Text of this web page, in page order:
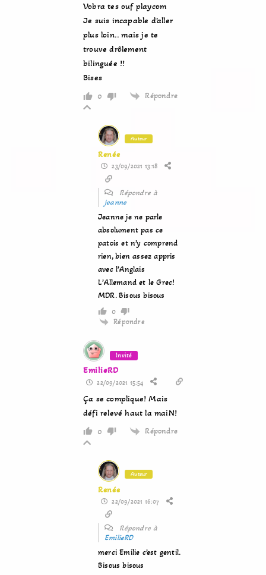
Vobra tes ouf playcom
Je suis incapable d’aller
plus loin.. mais je te
trouve drôlement
bilinguée !!
Bises
0 Répondre
Auteur
Renée
23/09/2021 13:18
Répondre à
jeanne
Jeanne je ne parle
absolument pas ce
patois et n’y comprend
rien, bien assez appris
avec l’Anglais
L’Allemand et le Grec!
MDR. Bisous bisous
0
Répondre
Invité
EmilieRD
22/09/2021 15:54
Ça se complique! Mais
défi relevé haut la maiN!
0 Répondre
Auteur
Renée
22/09/2021 16:07
Répondre à
EmilieRD
merci Emilie c’est gentil.
Bisous bisous